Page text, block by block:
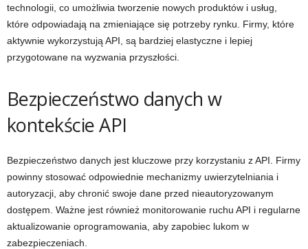
technologii, co umożliwia tworzenie nowych produktów i usług,
które odpowiadają na zmieniające się potrzeby rynku. Firmy, które
aktywnie wykorzystują API, są bardziej elastyczne i lepiej
przygotowane na wyzwania przyszłości.
Bezpieczeństwo danych w
kontekście API
Bezpieczeństwo danych jest kluczowe przy korzystaniu z API. Firmy
powinny stosować odpowiednie mechanizmy uwierzytelniania i
autoryzacji, aby chronić swoje dane przed nieautoryzowanym
dostępem. Ważne jest również monitorowanie ruchu API i regularne
aktualizowanie oprogramowania, aby zapobiec lukom w
zabezpieczeniach.